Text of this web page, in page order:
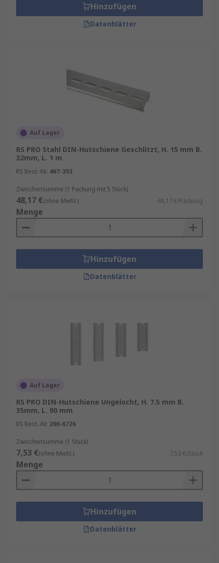
Hinzufügen
Datenblätter
Auf Lager
RS PRO Stahl DIN-Hutschiene Geschlitzt, H. 15 mm B.
32mm, L. 1 m
RS Best.-Nr. 467-393
Zwischensumme (1 Packung mit 5 Stück)
48,17 €(ohne MwSt.) 48,17 €/Packung
Menge
Hinzufügen
Datenblätter
Auf Lager
RS PRO DIN-Hutschiene Ungelocht, H. 7.5 mm B.
35mm, L. 90 mm
RS Best.-Nr. 200-6726
Zwischensumme (1 Stück)
7,53 €(ohne MwSt.) 7,53 €/Stück
Menge
Hinzufügen
Datenblätter